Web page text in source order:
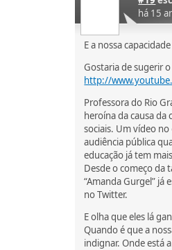
há 15
E a nossa
Gostaria de sugerir
http://
Professora do Rio
heroína da causa da
sociais. Um vídeo
audiência pública
educação já tem
Desde o começo da
“Amanda Gurgel” já
no Twitter.
E olha que eles lá
Quando é que a
indignar. Onde está